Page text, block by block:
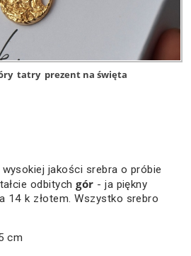
tatry prezent na święta
jakości srebra o próbie
odbitychgór - ja piękny
14 k złotem. Wszystko srebro
cm